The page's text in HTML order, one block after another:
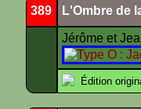
389 L'Ombre de
Jérôme et
Édition